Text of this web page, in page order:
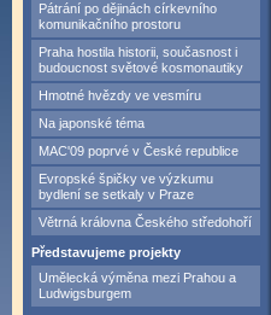
Pátrání po dějinách církevního
komunikačního prostoru
Praha hostila historii, současnost i
budoucnost světové kosmonautiky
Hmotné hvězdy ve vesmíru
Na japonské téma
MAC'09 poprvé v České republice
Evropské špičky ve výzkumu
bydlení se setkaly v Praze
Větrná královna Českého středohoří
Představujeme projekty
Umělecká výměna mezi Prahou a
Ludwigsburgem